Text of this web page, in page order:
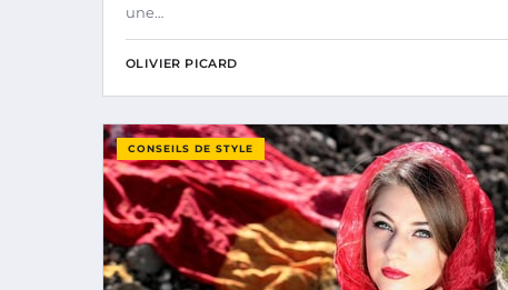
une…
OLIVIER PICARD
CONSEILS DE STYLE